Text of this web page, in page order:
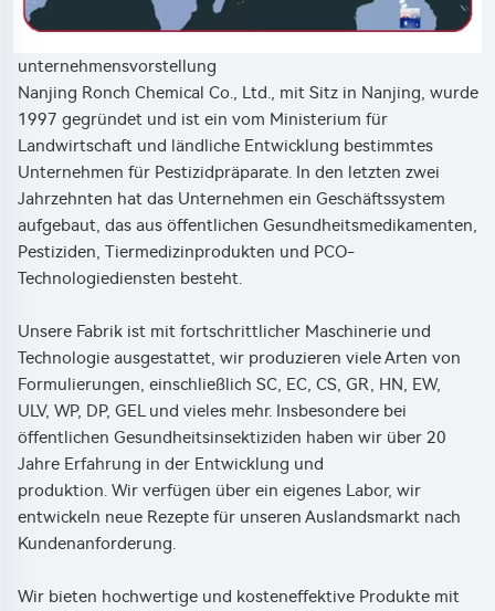
unternehmensvorstellung
Nanjing Ronch Chemical Co., Ltd., mit Sitz in Nanjing, wurde
1997 gegründet und ist ein vom Ministerium für
Landwirtschaft und ländliche Entwicklung bestimmtes
Unternehmen für Pestizidpräparate. In den letzten zwei
Jahrzehnten hat das Unternehmen ein Geschäftssystem
aufgebaut, das aus öffentlichen Gesundheitsmedikamenten,
Pestiziden, Tiermedizinprodukten und PCO-
Technologiediensten besteht.
Unsere Fabrik ist mit fortschrittlicher Maschinerie und
Technologie ausgestattet, wir produzieren viele Arten von
Formulierungen, einschließlich SC, EC, CS, GR, HN, EW,
ULV, WP, DP, GEL und vieles mehr. Insbesondere bei
öffentlichen Gesundheitsinsektiziden haben wir über 20
Jahre Erfahrung in der Entwicklung und
produktion. Wir verfügen über ein eigenes Labor, wir
entwickeln neue Rezepte für unseren Auslandsmarkt nach
Kundenanforderung.
Wir bieten hochwertige und kosteneffektive Produkte mit